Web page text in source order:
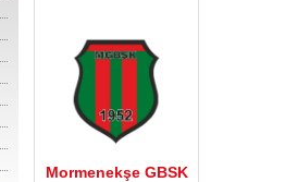
Mormenekşe GBSK